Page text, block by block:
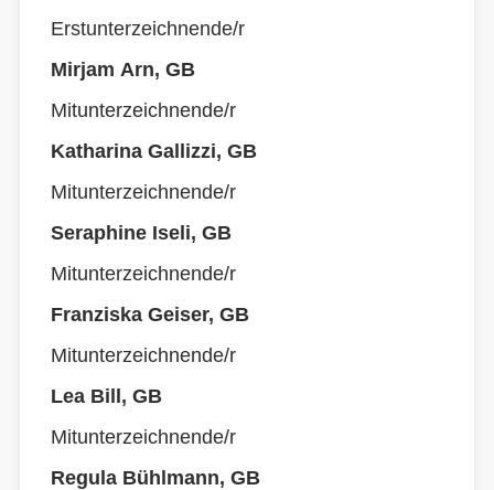
Erstunterzeichnende/r
Mirjam Arn, GB
Mitunterzeichnende/r
Katharina Gallizzi, GB
Mitunterzeichnende/r
Seraphine Iseli, GB
Mitunterzeichnende/r
Franziska Geiser, GB
Mitunterzeichnende/r
Lea Bill, GB
Mitunterzeichnende/r
Regula Bühlmann, GB